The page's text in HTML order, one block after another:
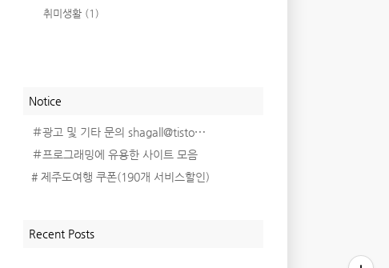
취미생활 (1)
Notice
＃광고 및 기타 문의 shagall@tisto⋯
＃프로그래밍에 유용한 사이트 모음
# 제주도여행 쿠폰(190개 서비스할인)
Recent Posts